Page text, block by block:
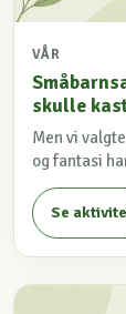
VÅR
skulle
Men vi
og fantasi
Se